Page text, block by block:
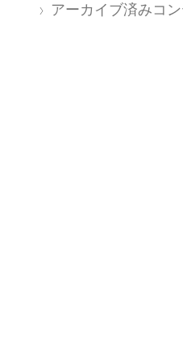
アーカイブ済みコ